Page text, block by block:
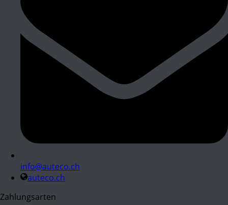
info@auteco.ch
auteco.ch
Zahlungsarten